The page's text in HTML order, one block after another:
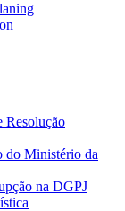
Resolução
do Ministério da
na DGPJ